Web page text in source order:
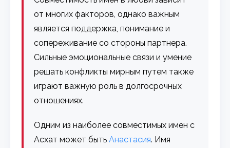
от многих факторов, однако важным
является поддержка, понимание и
сопереживание со стороны партнера.
Сильные эмоциональные связи и умение
решать конфликты мирным путем также
играют важную роль в долгосрочных
отношениях.
Одним из наиболее совместимых имен с
Асхат может бытьАнастасия. Имя